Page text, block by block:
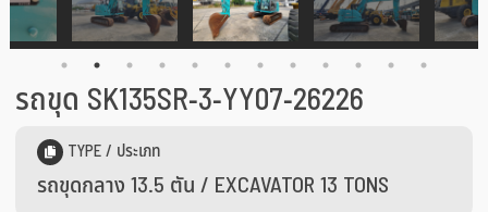
รถขุด SK135SR-3-YY07-26226
TYPE / ประเภท
รถขุดกลาง 13.5 ตัน / EXCAVATOR 13 TONS